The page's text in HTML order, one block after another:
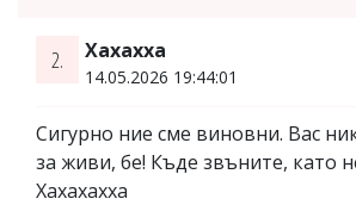
2. Хахахха
14.05.2026 19:44:01
Сигурно ние сме виновни. Вас
за живи, бе! Къде звъните, като
Хахахахха